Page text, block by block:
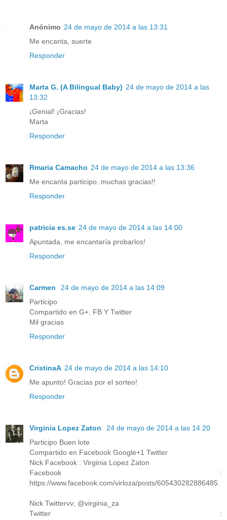
Anónimo 24 de mayo de 2014 a las 13:31
Me encanta, suerte
Responder
Marta G. (A Bilingual Baby) 24 de mayo de 2014 a las
13:32
¡Genial! ¡Gracias!
Marta
Responder
Rmaria Camacho 24 de mayo de 2014 a las 13:36
Me encanta participo..muchas gracias!!
Responder
patricia es.se 24 de mayo de 2014 a las 14:00
Apuntada, me encantaría probarlos!
Responder
Carmen
24 de mayo de 2014 a las 14:09
Participo
Compartido en G+, FB Y Twitter
Mil gracias
Responder
CristinaA 24 de mayo de 2014 a las 14:10
Me apunto! Gracias por el sorteo!
Responder
Virginia Lopez Zaton
24 de mayo de 2014 a las 14:20
Participo Buen lote
Compartido en Facebook Google+1 Twitter
Nick Facebook : Virginia Lopez Zaton
Facebook :
https://www.facebook.com/virloza/posts/605430282886485
Nick Twittervv; @virginia_za
Twitter :